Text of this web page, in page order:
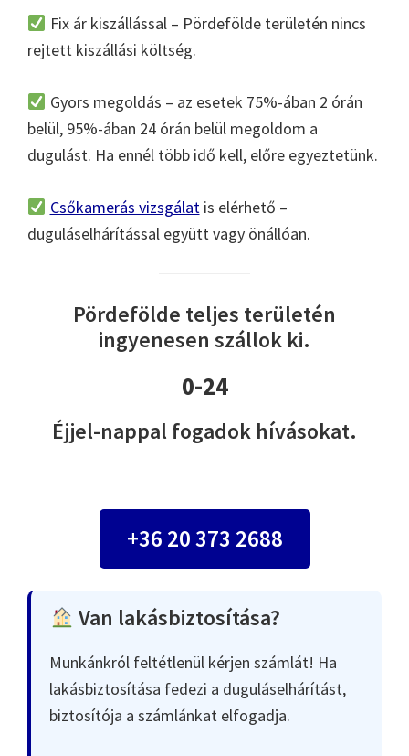
Fix ár kiszállással – Pördefölde területén nincs
rejtett kiszállási költség.
Gyors megoldás – az esetek 75%-ában 2 órán
belül, 95%-ában 24 órán belül megoldom a
dugulást. Ha ennél több idő kell, előre egyeztetünk.
Csőkamerás vizsgálatis elérhető –
duguláselhárítással együtt vagy önállóan.
Pördefölde teljes területén
ingyenesen szállok ki.
0-24
Éjjel-nappal fogadok hívásokat.
+36 20 373 2688
Van lakásbiztosítása?
Munkánkról feltétlenül kérjen számlát! Ha
lakásbiztosítása fedezi a duguláselhárítást,
biztosítója a számlánkat elfogadja.